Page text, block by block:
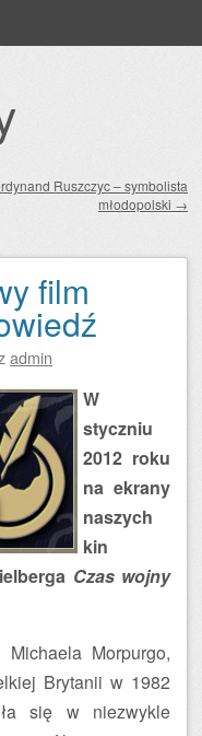
Ruszczyc – symbolista
młodopolski →
film
admin
W
styczniu
2012 roku
na ekrany
naszych
kin
Czas wojny
Morpurgo,
Brytanii w 1982
się w niezwykle